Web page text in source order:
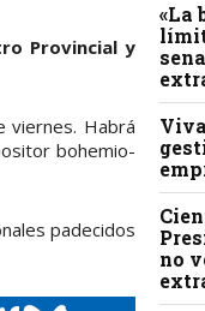
Provincial y
viernes. Habrá
bohemio-
padecidos
«La
no